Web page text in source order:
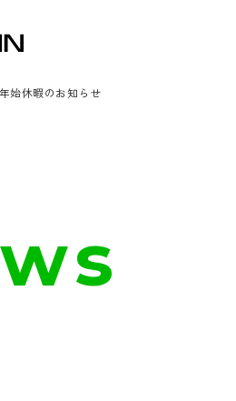
始休暇のお知らせ